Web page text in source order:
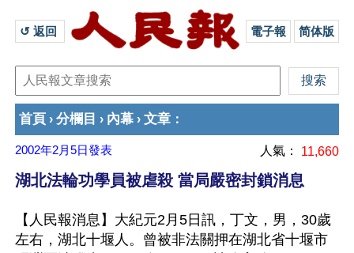
↺ 返回 電子報 简体版
首頁 › 分欄目 › 內幕 › 文章 ：
2002年2月5日發表 人氣： 11,660
湖北法輪功學員被虐殺 當局嚴密封鎖消息
【人民報消息】大紀元2月5日訊，丁文，男，30歲
左右，湖北十堰人。曾被非法關押在湖北省十堰市